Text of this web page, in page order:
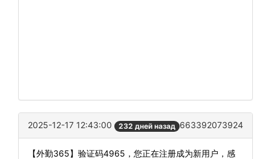
2025-12-17 12:43:00 232 дней назад 663392073924
【外勤365】验证码4965，您正在注册成为新用户，感